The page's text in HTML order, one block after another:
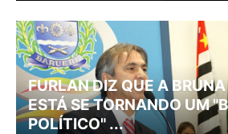
FURLAN DIZ QUE A
ESTÁ SE TORNANDO UM
POLÍTICO" ...